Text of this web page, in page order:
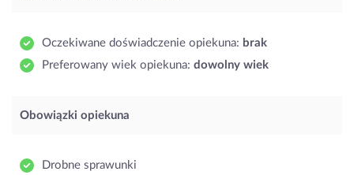
Oczekiwane doświadczenie opiekuna: brak
Preferowany wiek opiekuna: dowolny wiek
Obowiązki opiekuna
Drobne sprawunki